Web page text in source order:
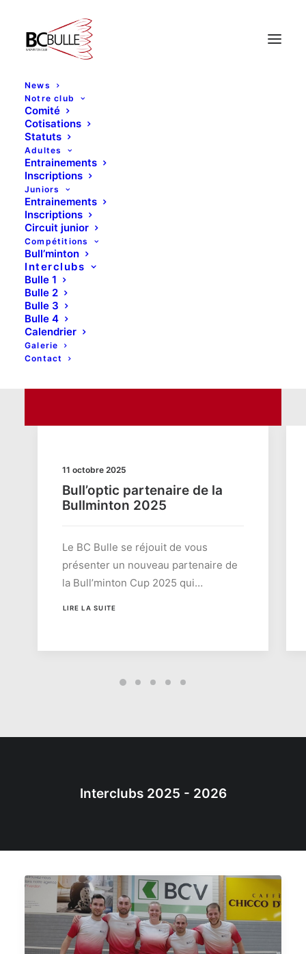
News
Notre club
Comité
Cotisations
Statuts
Adultes
Entrainements
Inscriptions
Juniors
Entrainements
Inscriptions
Circuit junior
Compétitions
Bull’minton
Interclubs
Bulle 1
Bulle 2
Bulle 3
Bulle 4
Calendrier
Galerie
Contact
Le BC Bulle est composé de 3 équipes d’interclubs.
Consultez leurs progressions et tenez-vous au courant de
leurs prochaines rencontres
11 octobre 2025
Bull’optic partenaire de la
Bullminton 2025
Le BC Bulle se réjouit de vous
présenter un nouveau partenaire de
la Bull’minton Cup 2025 qui…
LIRE LA SUITE
Interclubs 2025 - 2026